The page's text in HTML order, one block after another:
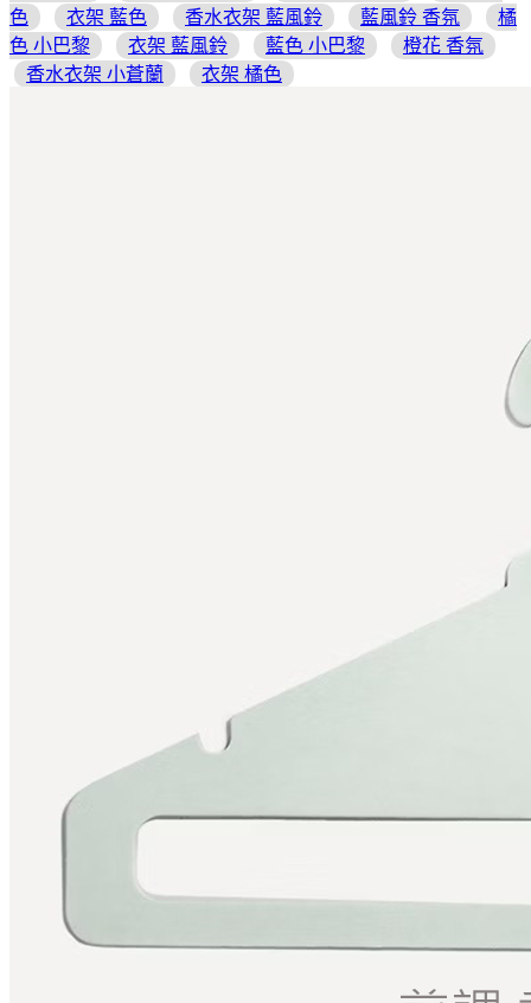
色
衣架 藍色 香水衣架 藍風鈴 藍風鈴 香氛
橘
色 小巴黎
衣架 藍風鈴 藍色 小巴黎
橙花 香氛
香水衣架 小蒼蘭
衣架 橘色